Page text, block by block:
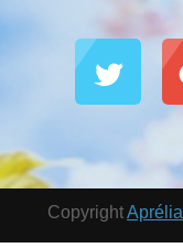
CopyrightAprélia